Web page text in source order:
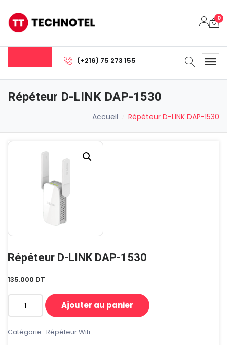
0
Votre panier est vide.
Sous-total: 0.000DT
Voir Le Panier Commander
(+216) 75 273 155
Répéteur D-LINK DAP-1530
Accueil Répéteur D-LINK DAP-1530
Répéteur D-LINK DAP-1530
135.000 DT
quantité
Répéteur
Ajouter au panier
Catégorie : Répéteur Wifi